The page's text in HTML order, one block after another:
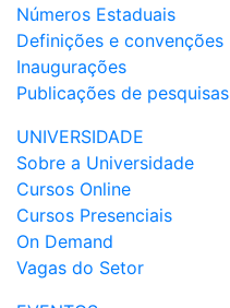
Números Estaduais
Definições e convenções
Inaugurações
Publicações de pesquisas
UNIVERSIDADE
Sobre a Universidade
Cursos Online
Cursos Presenciais
On Demand
Vagas do Setor